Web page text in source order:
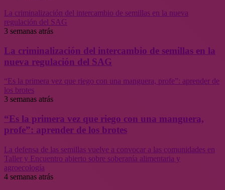
La criminalización del intercambio de semillas en la nueva
regulación del SAG
3 semanas atrás
La criminalización del intercambio de semillas en la
nueva regulación del SAG
“Es la primera vez que riego con una manguera, profe”: aprender de
los brotes
3 semanas atrás
“Es la primera vez que riego con una manguera,
profe”: aprender de los brotes
La defensa de las semillas vuelve a convocar a las comunidades en
Taller y Encuentro abierto sobre soberanía alimentaria y
agroecología
4 semanas atrás